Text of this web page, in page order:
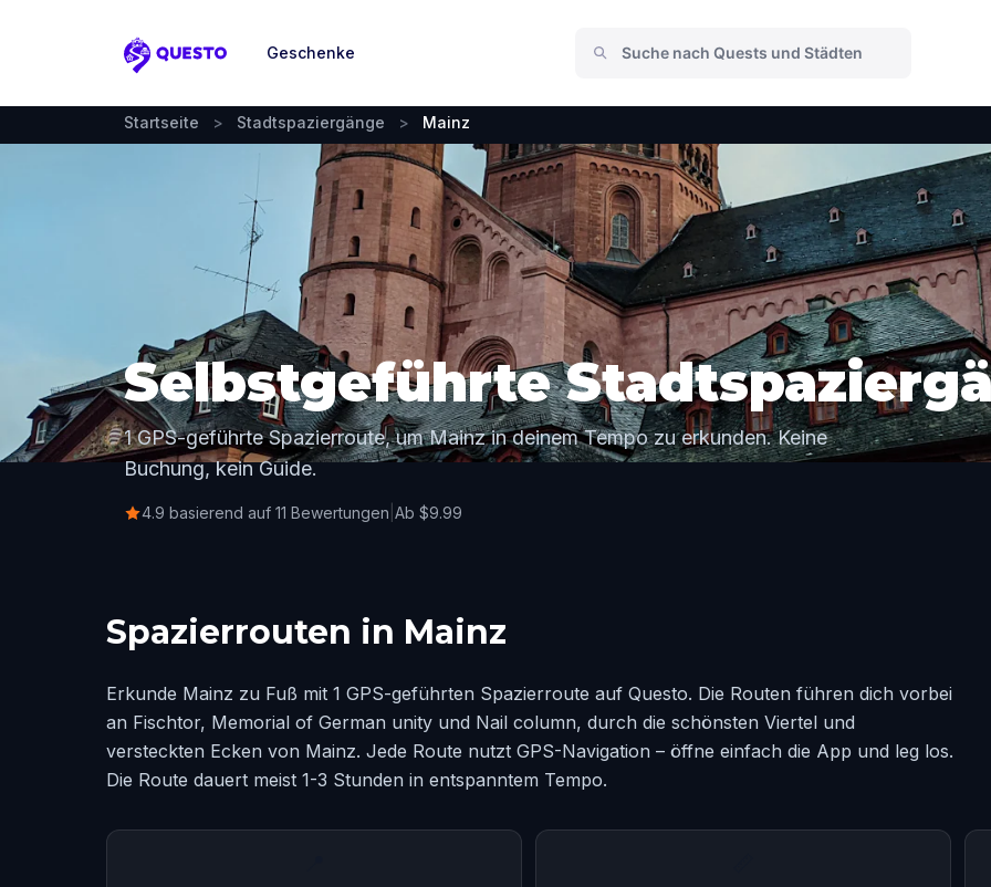
Questo
Geschenke
Startseite > Stadtspaziergänge > Mainz
Selbstgeführte
1 GPS-geführte Spazierroute, um Mainz in deinem Tempo zu erkunden. Keine
Buchung, kein Guide.
4.9 basierend auf 11 Bewertungen Ab $9.99
Spazierrouten in Mainz
Erkunde Mainz zu Fuß mit 1 GPS-geführten Spazierroute auf Questo. Die Routen führen dich vorbei
an Fischtor, Memorial of German unity und Nail column, durch die schönsten Viertel und
versteckten Ecken von Mainz. Jede Route nutzt GPS-Navigation – öffne einfach die App und leg los.
Die Route dauert meist 1-3 Stunden in entspanntem Tempo.